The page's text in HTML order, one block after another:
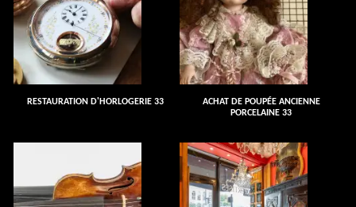
RESTAURATION D'HORLOGERIE 33
ACHAT DE POUPÉE ANCIENNE
PORCELAINE 33